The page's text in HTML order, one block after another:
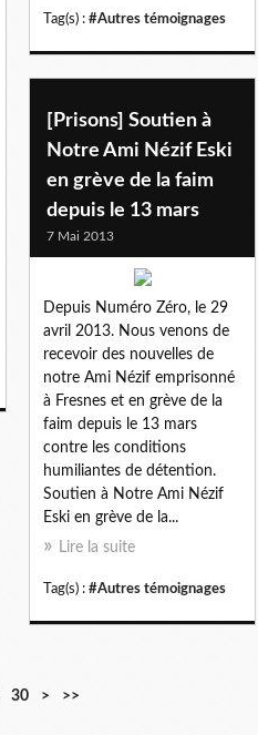
Tag(s) : #Autres témoignages
[Prisons] Soutien à
Notre Ami Nézif Eski
en grève de la faim
depuis le 13 mars
7 Mai 2013
Depuis Numéro Zéro, le 29
avril 2013. Nous venons de
recevoir des nouvelles de
notre Ami Nézif emprisonné
à Fresnes et en grève de la
faim depuis le 13 mars
contre les conditions
humiliantes de détention.
Soutien à Notre Ami Nézif
Eski en grève de la...
Lire la suite
Tag(s) : #Autres témoignages
30 > >>